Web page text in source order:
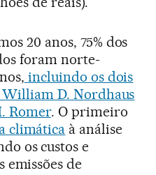
20 anos, 75% dos
foram norte-
incluindo os dois
William D. Nordhaus
Romer. O primeiro
climática à análise
os custos e
emissões de